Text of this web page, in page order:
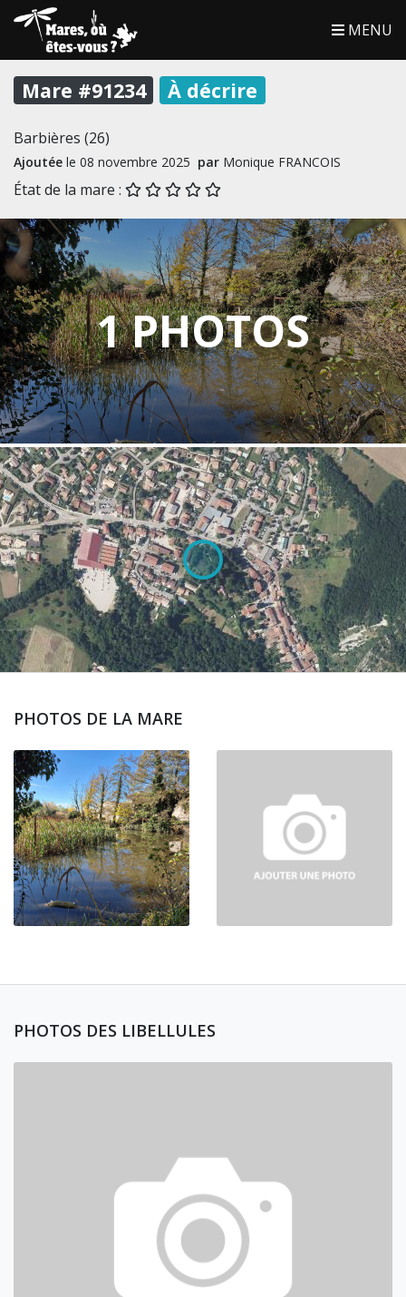
MENU
Mare #91234 À décrire
Barbières (26)
Ajoutée le 08 novembre 2025 par Monique FRANCOIS
État de la mare :
1 PHOTOS
PHOTOS DE LA MARE
PHOTOS DES LIBELLULES